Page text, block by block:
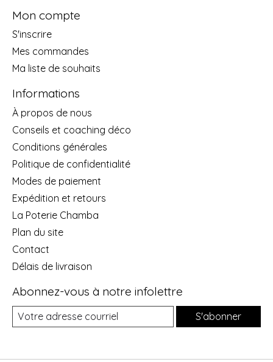
Mon compte
S'inscrire
Mes commandes
Ma liste de souhaits
Informations
À propos de nous
Conseils et coaching déco
Conditions générales
Politique de confidentialité
Modes de paiement
Expédition et retours
La Poterie Chamba
Plan du site
Contact
Délais de livraison
Abonnez-vous à notre infolettre
S'abonner